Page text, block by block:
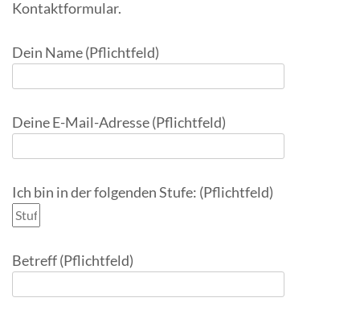
Kontaktformular.
Dein Name (Pflichtfeld)
Deine E-Mail-Adresse (Pflichtfeld)
Ich bin in der folgenden Stufe: (Pflichtfeld)
Betreff (Pflichtfeld)